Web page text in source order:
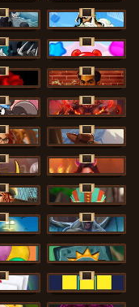
ÚJ
Zeus Ze Zecond
Six
ÚJ
Power Pops
ÚJ
The Jack & Rose
ÚJ
Darkside Prairie: Magical Beast
ÚJ
Great Game Rockies
ÚJ
Demon Queen
Bonnie's Buccaneers
ÚJ
Tikitopia BoosterBelt
ÚJ
Bloodthirst
Aztec Twist
ÚJ
Blocks